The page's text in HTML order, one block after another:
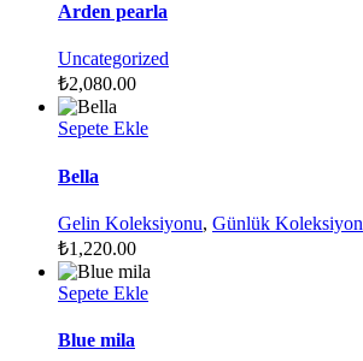
Arden pearla
Uncategorized
₺2,080.00
Sepete Ekle
Bella
Gelin Koleksiyonu, Günlük Koleksiyon
₺1,220.00
Sepete Ekle
Blue mila